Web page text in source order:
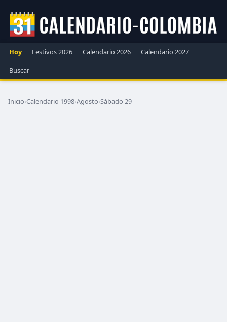
Hoy Festivos 2026 Calendario 2026
Calendario 2027
Buscar
Inicio›Calendario 1998›Agosto›Sábado 29